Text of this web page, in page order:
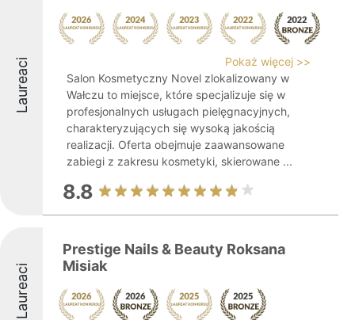
Laureaci
Pokaż więcej >>
Salon Kosmetyczny Novel zlokalizowany w
Wałczu to miejsce, które specjalizuje się w
profesjonalnych usługach pielęgnacyjnych,
charakteryzujących się wysoką jakością
realizacji. Oferta obejmuje zaawansowane
zabiegi z zakresu kosmetyki, skierowane ...
8.8
Laureaci
Prestige Nails & Beauty Roksana
Misiak